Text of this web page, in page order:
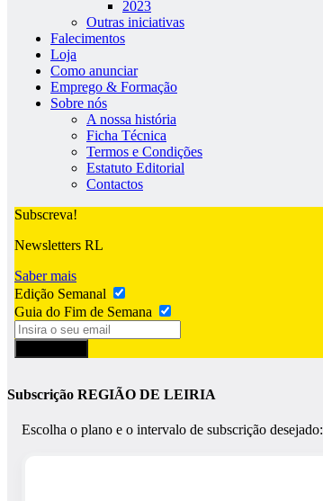
2023
Outras iniciativas
Falecimentos
Loja
Como anunciar
Emprego & Formação
Sobre nós
A nossa história
Ficha Técnica
Termos e Condições
Estatuto Editorial
Contactos
Subscreva!
Newsletters RL
Saber mais
Edição Semanal
Guia do Fim de Semana
Subscrição REGIÃO DE LEIRIA
Escolha o plano e o intervalo de subscrição desejado: